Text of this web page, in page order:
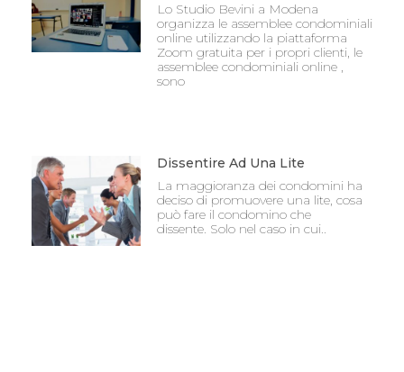
Lo Studio Bevini a Modena
organizza le assemblee condominiali
online utilizzando la piattaforma
Zoom gratuita per i propri clienti, le
assemblee condominiali online ,
sono
Dissentire Ad Una Lite
La maggioranza dei condomini ha
deciso di promuovere una lite, cosa
può fare il condomino che
dissente. Solo nel caso in cui..